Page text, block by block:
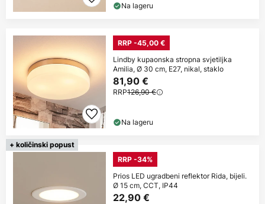
Na lageru
RRP -45,00 €
Lindby kupaonska stropna svjetiljka
Amilia, Ø 30 cm, E27, nikal, staklo
81,90 €
RRP126,90 €
Na lageru
+ količinski popust
RRP -34%
Prios LED ugradbeni reflektor Rida, bijeli.
Ø 15 cm, CCT, IP44
22,90 €